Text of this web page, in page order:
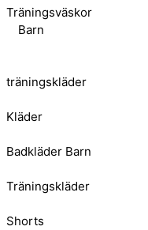
Träningsväskor
Barn
träningskläder
Kläder
Badkläder Barn
Träningskläder
Shorts